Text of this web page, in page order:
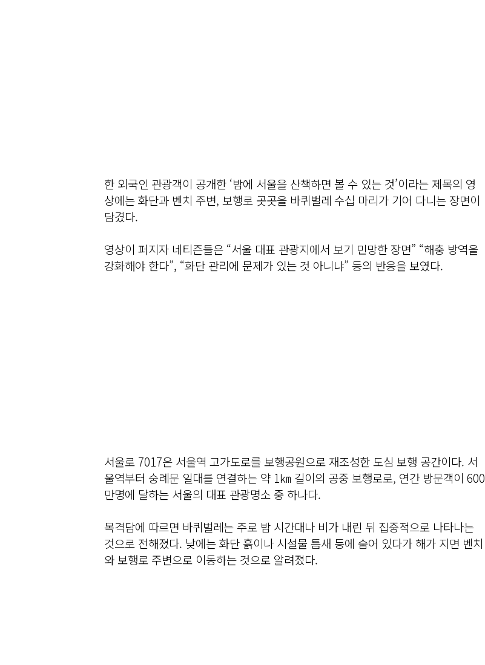
한 외국인 관광객이 공개한 ‘밤에 서울을 산책하면 볼 수 있는 것’이라는 제목의 영
상에는 화단과 벤치 주변, 보행로 곳곳을 바퀴벌레 수십 마리가 기어 다니는 장면이
담겼다.
영상이 퍼지자 네티즌들은 “서울 대표 관광지에서 보기 민망한 장면” “해충 방역을
강화해야 한다”, “화단 관리에 문제가 있는 것 아니냐” 등의 반응을 보였다.
서울로 7017은 서울역 고가도로를 보행공원으로 재조성한 도심 보행 공간이다. 서
울역부터 숭례문 일대를 연결하는 약 1㎞ 길이의 공중 보행로로, 연간 방문객이 600
만명에 달하는 서울의 대표 관광명소 중 하나다.
목격담에 따르면 바퀴벌레는 주로 밤 시간대나 비가 내린 뒤 집중적으로 나타나는
것으로 전해졌다. 낮에는 화단 흙이나 시설물 틈새 등에 숨어 있다가 해가 지면 벤치
와 보행로 주변으로 이동하는 것으로 알려졌다.